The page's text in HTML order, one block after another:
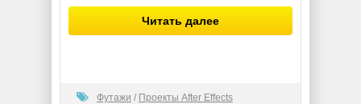
Читать далее
Футажи / Проекты After Effects